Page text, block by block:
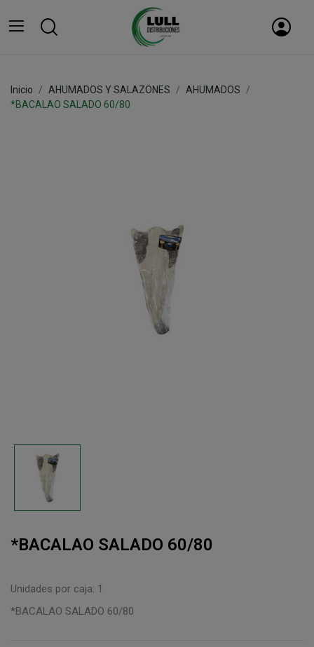
Inicio AHUMADOS Y SALAZONES
AHUMADOS
*BACALAO SALADO 60/80
*BACALAO SALADO 60/80
Unidades por caja: 1
*BACALAO SALADO 60/80